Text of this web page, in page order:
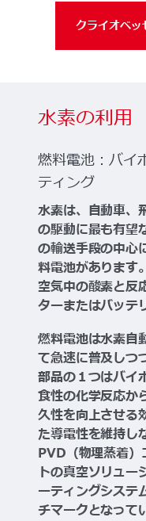
クライオベッ
水素の利用
燃料電池：バイ
ティング
水素は、自動車、
の駆動に最も有望
の輸送手段の中心
料電池があります
空気中の酸素と反
ターまたはバッテ
燃料電池は水素自
て急速に普及しつ
部品の１つはバイ
食性の化学反応か
久性を向上させる
た導電性を維持し
PVD（物理蒸着）
トの真空ソリュー
ーティングシステ
チマークとなって